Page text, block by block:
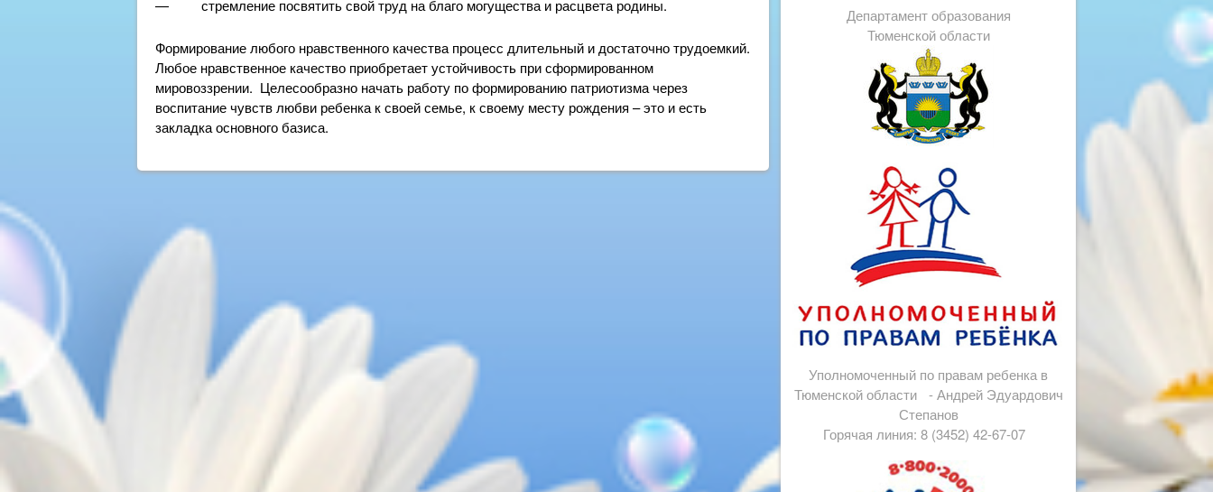
— стремление посвятить свой труд на благо могущества и расцвета родины.
Формирование любого нравственного качества процесс длительный и достаточно трудоемкий.
Любое нравственное качество приобретает устойчивость при сформированном
мировоззрении. Целесообразно начать работу по формированию патриотизма через
воспитание чувств любви ребенка к своей семье, к своему месту рождения – это и есть
закладка основного базиса.
Департамент образования
Тюменской области
Уполномоченный по правам ребенка в
Тюменской области - Андрей Эдуардович
Степанов
Горячая линия: 8 (3452) 42-67-07